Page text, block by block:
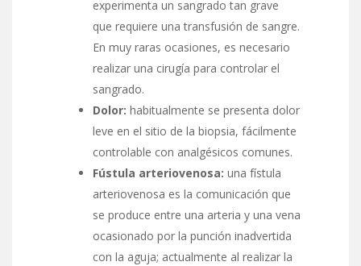
experimenta un sangrado tan grave
que requiere una transfusión de sangre.
En muy raras ocasiones, es necesario
realizar una cirugía para controlar el
sangrado.
Dolor: habitualmente se presenta dolor
leve en el sitio de la biopsia, fácilmente
controlable con analgésicos comunes.
Fústula arteriovenosa: una fístula
arteriovenosa es la comunicación que
se produce entre una arteria y una vena
ocasionado por la punción inadvertida
con la aguja; actualmente al realizar la